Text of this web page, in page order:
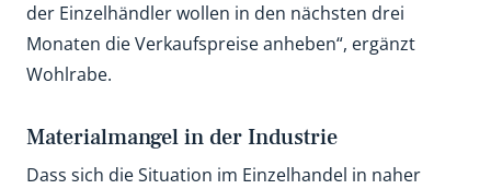
der Einzelhändler wollen in den nächsten drei
Monaten die Verkaufspreise anheben“, ergänzt
Wohlrabe.
Materialmangel in der Industrie
Dass sich die Situation im Einzelhandel in naher